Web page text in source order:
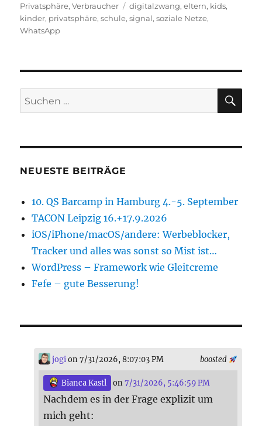
am
Privatsphäre,Verbraucher Schlagwörter
digitalzwang,eltern, kids,
kinder, privatsphäre,schule,signal,soziale Netze,
WhatsApp
Suchen
nach:
NEUESTE BEITRÄGE
10. QS Barcamp in Hamburg 4.-5. September
TACON Leipzig 16.+17.9.2026
iOS/iPhone/macOS/andere: Werbeblocker,
Tracker und alles was sonst so Mist ist…
WordPress – Framework wie Gleitcreme
Fefe – gute Besserung!
boosted
jogi on 7/31/2026, 8:07:03 PM
Bianca Kastl on7/31/2026, 5:46:59 PM
Nachdem es in der Frage explizit um
mich geht: